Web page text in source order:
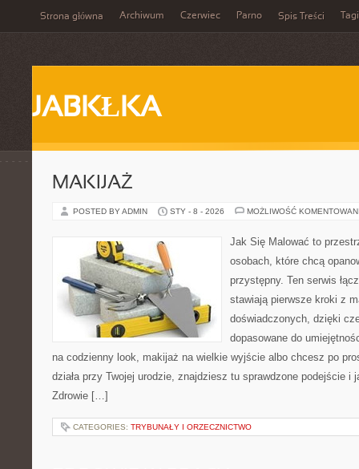
Strona główna Archiwum Czerwiec Parno Spis Treści Tagi
JABKŁKA
MAKIJAŻ
POSTED BY ADMIN STY - 8 - 2026 MOŻLIWOŚĆ
Jak Się Malować to
osobach, które chcą
przystępny. Ten serwis
stawiają pierwsze kroki z
doświadczonych, dzięki
dopasowane do
na codzienny look, makijaż na wielkie wyjście albo chcesz po
działa przy Twojej urodzie, znajdziesz tu sprawdzone podejście i
Zdrowie […]
CATEGORIES: TRYBUNAŁY I ORZECZNICTWO